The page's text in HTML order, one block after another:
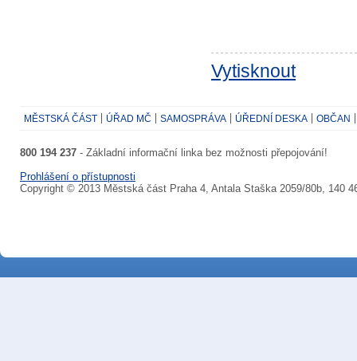
Vytisknout
MĚSTSKÁ ČÁST ÚŘAD MČ SAMOSPRÁVA ÚŘEDNÍ DESKA OBČAN
800 194 237 - Základní informační linka bez možnosti přepojování!
Prohlášení o přístupnosti
Copyright © 2013 Městská část Praha 4, Antala Staška 2059/80b, 140